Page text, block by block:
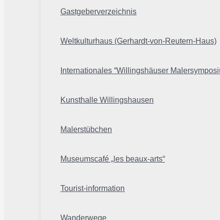
Gastgeberverzeichnis
Weltkulturhaus (Gerhardt-von-Reutern-Haus)
Internationales “Willingshäuser
Kunsthalle Willingshausen
Malerstübchen
Museumscafé „les beaux-arts“
Tourist-information
Wanderwege